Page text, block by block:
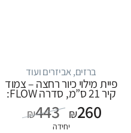
ברזים, אביזרים ועוד
פיית מילוי כיור רחצה – צמוד
קיר 21 ס”מ, סדרה FLOW:
כרום
₪443 ₪260
יחידה